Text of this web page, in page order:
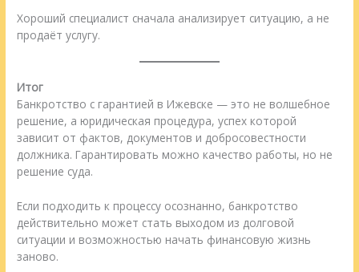
Хороший специалист сначала анализирует ситуацию, а не
продаёт услугу.
Итог
Банкротство с гарантией в Ижевске — это не волшебное
решение, а юридическая процедура, успех которой
зависит от фактов, документов и добросовестности
должника. Гарантировать можно качество работы, но не
решение суда.
Если подходить к процессу осознанно, банкротство
действительно может стать выходом из долговой
ситуации и возможностью начать финансовую жизнь
заново.